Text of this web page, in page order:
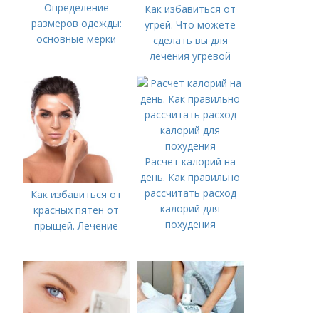
Определение
размеров одежды:
основные мерки
Как избавиться от
угрей. Что можете
сделать вы для
лечения угревой
болезни (акне)
Как избавиться от
красных пятен от
прыщей. Лечение
Расчет калорий на
день. Как правильно
рассчитать расход
калорий для
похудения